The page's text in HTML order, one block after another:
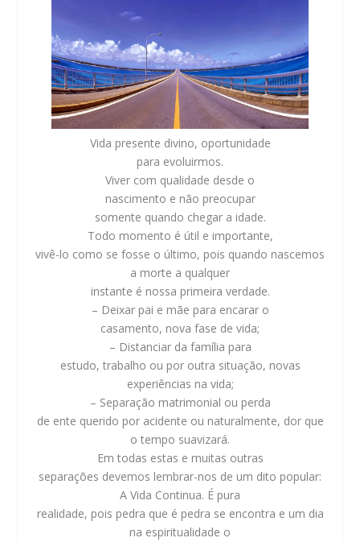
Vida presente divino, oportunidade
para evoluirmos.
Viver com qualidade desde o
nascimento e não preocupar
somente quando chegar a idade.
Todo momento é útil e importante,
vivê-lo como se fosse o último, pois quando nascemos
a morte a qualquer
instante é nossa primeira verdade.
– Deixar pai e mãe para encarar o
casamento, nova fase de vida;
– Distanciar da família para
estudo, trabalho ou por outra situação, novas
experiências na vida;
– Separação matrimonial ou perda
de ente querido por acidente ou naturalmente, dor que
o tempo suavizará.
Em todas estas e muitas outras
separações devemos lembrar-nos de um dito popular:
A Vida Continua. É pura
realidade, pois pedra que é pedra se encontra e um dia
na espiritualidade o